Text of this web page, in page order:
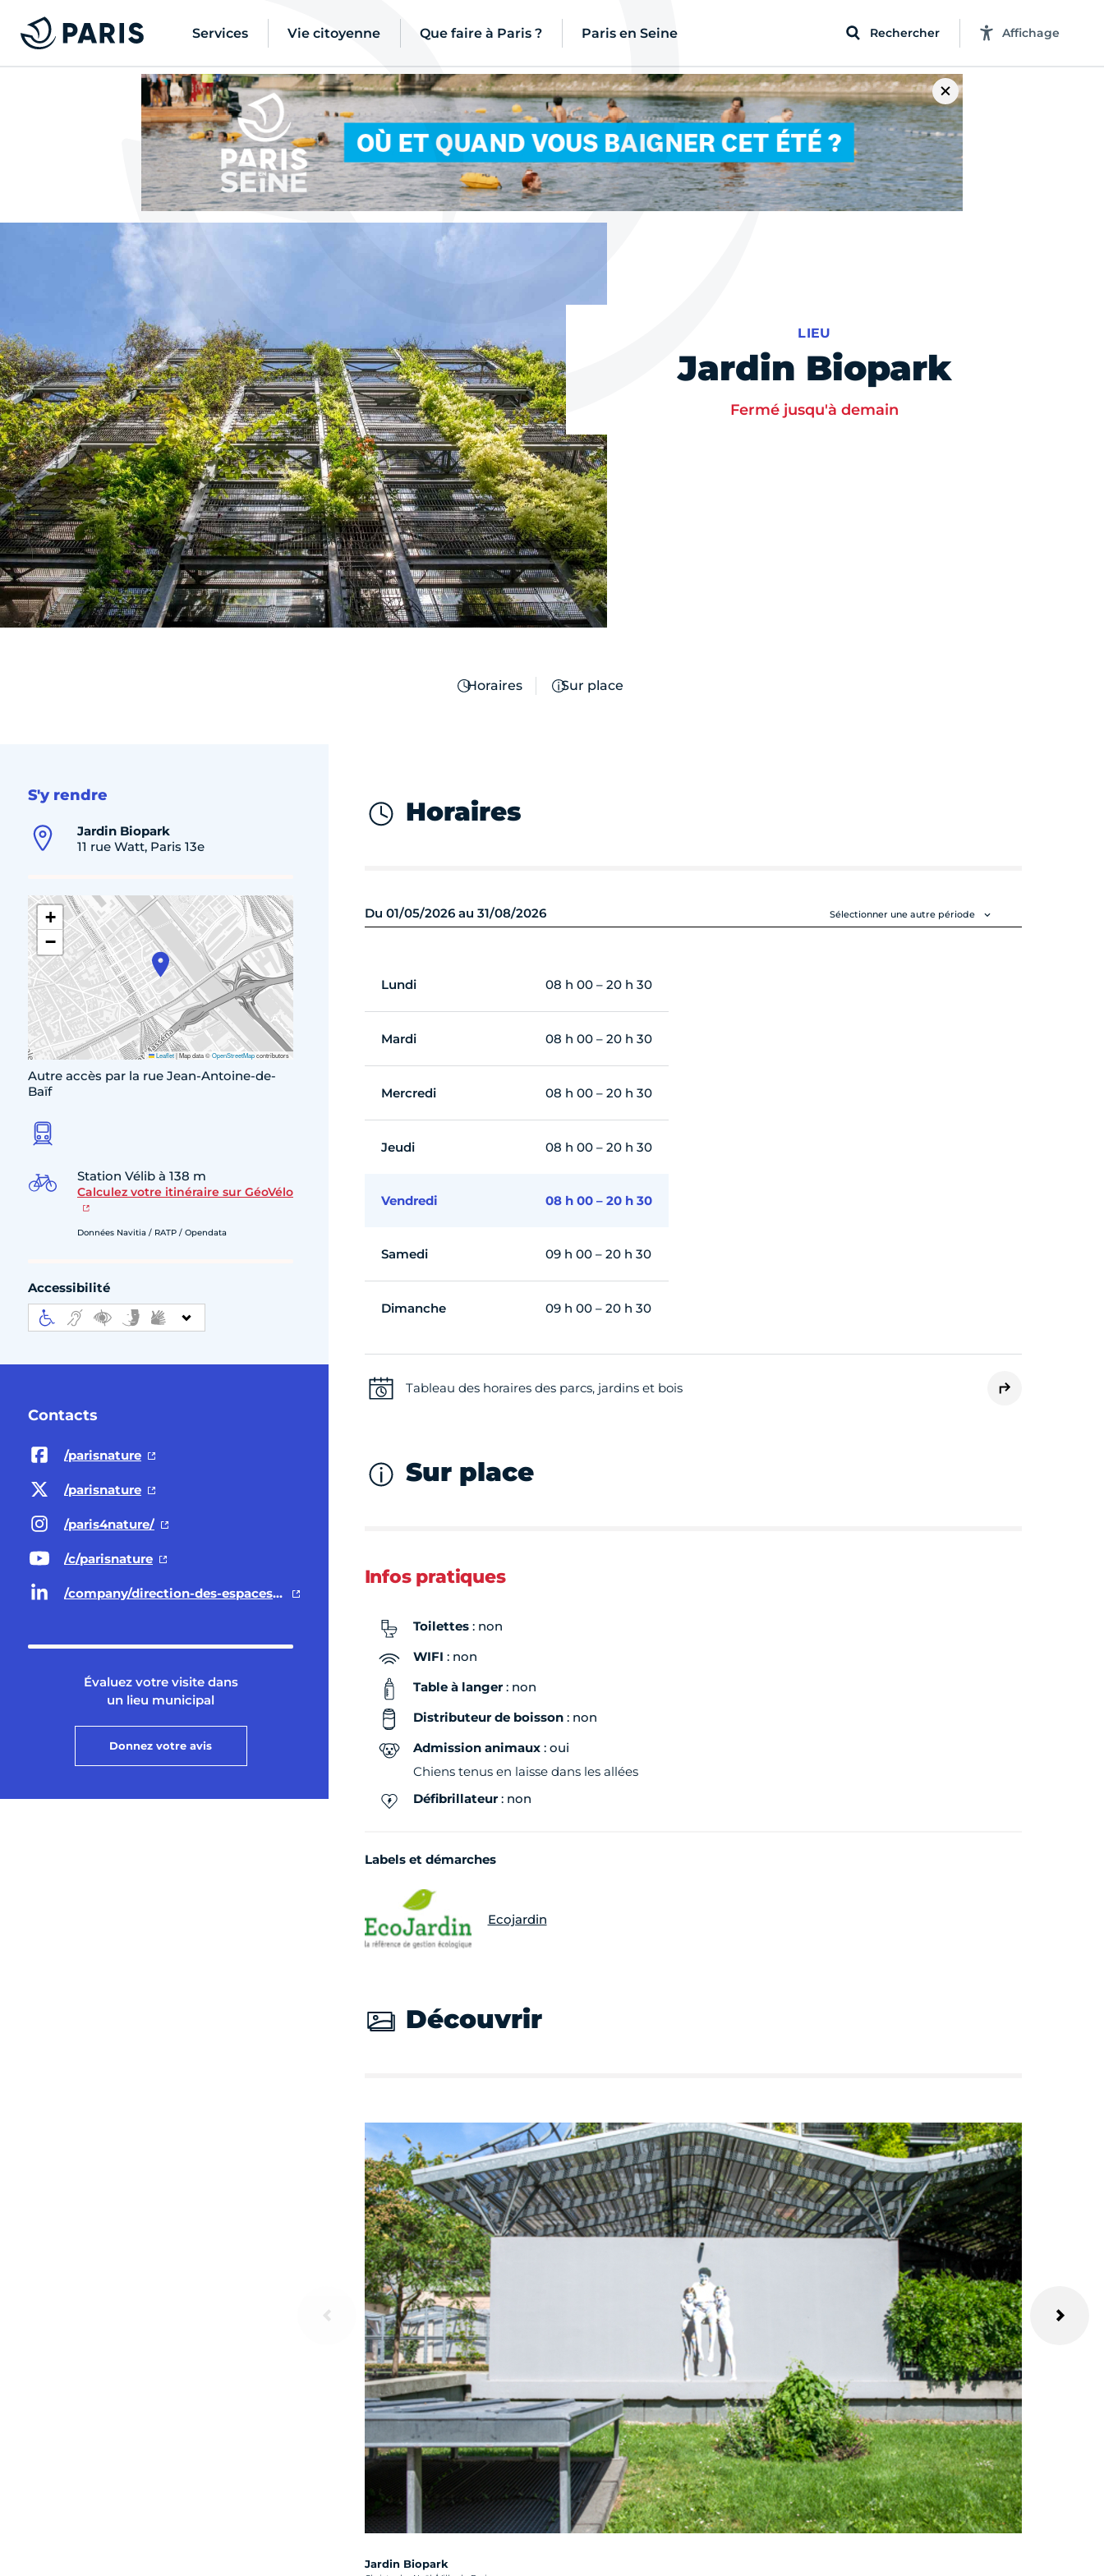
Services Vie citoyenne Que faire à Paris ? Paris en Seine Rechercher Affichage
LIEU
Jardin Biopark
Fermé jusqu'à demain
Horaires Sur place
S'y rendre
Jardin Biopark
11 rue Watt, Paris 13e
+
−
Leaflet|Map data ©OpenStreetMapcontributors
Autre accès par la rue Jean-Antoine-de-
Baïf
Station Vélib à 138 m
Calculez votre itinéraire sur GéoVélo
Données Navitia / RATP / Opendata
Accessibilité
Contacts
/parisnature
/parisnature
/paris4nature/
/c/parisnature
/company/direction-des-espaces-verts-et-de-l-environnement-ville-de-paris/
Évaluez votre visite dans
un lieu municipal
Donnez votre avis
Horaires
Du 01/05/2026 au 31/08/2026 Sélectionner une autre période
Lundi 08 h 00 – 20 h 30
Mardi 08 h 00 – 20 h 30
Mercredi 08 h 00 – 20 h 30
Jeudi 08 h 00 – 20 h 30
Vendredi 08 h 00 – 20 h 30
Samedi 09 h 00 – 20 h 30
Dimanche 09 h 00 – 20 h 30
Tableau des horaires des parcs, jardins et bois
Sur place
Infos pratiques
Toilettes: non
WIFI : non
Table à langer: non
Distributeur de boisson: non
Admission animaux: oui
Chiens tenus en laisse dans les allées
Défibrillateur: non
Labels et démarches
Ecojardin
Découvrir
Jardin Biopark